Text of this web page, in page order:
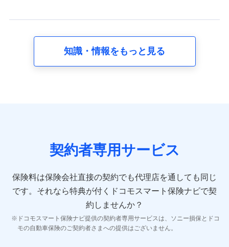
の内容、保険料、保険料のお支払方法、車のメーカーや
走行距離などの情報、建物の構造や築年数などの情報、
険契約に関する情報。例として、保険契約者及び被保険
者の氏名、住所、生年月日、性別、保険契約者と被保険
報、建物の構造や築年数などの情報、ペットの種類や年
齢などの情報などが含まれます。
【共同して利用する者の範囲】
当社
知識・情報をもっと見る
契約者専用サービス
保険料は保険会社直接の契約でも代理店を通しても同じ
です。 それなら特典が付くドコモスマート保険ナビで契
約しませんか？
ドコモスマート保険ナビ提供の契約者専用サービスは、ソニー損保とドコ
モの自動車保険のご契約者さまへの提供はございません。